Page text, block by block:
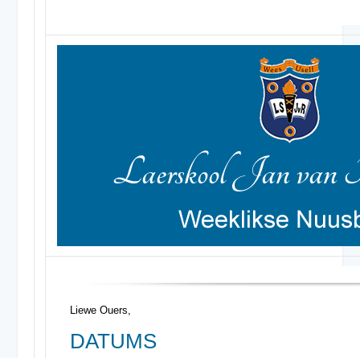
Liewe Ouers,
DATUMS